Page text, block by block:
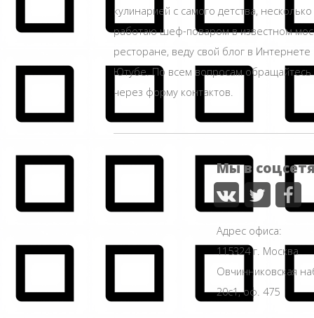
кулинарией с самого детства,
работаю шеф-поваром в известном
ресторане, веду свой блог в Интернете
Ютубе. По всем вопросам
через форму контактов.
Мы в
Адрес офиса:
115324 г. Москва
Овчинниковская
20с1, оф. 475